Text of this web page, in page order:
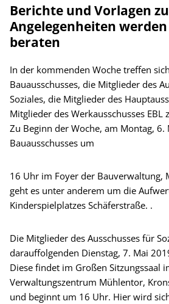
Berichte und Vorlagen
Angelegenheiten
beraten
In der kommenden Woche treffen
Bauausschusses, die Mitglieder des
Soziales, die Mitglieder des
Mitglieder des Werkausschusses EBL
Zu Beginn der Woche, am Montag,
Bauausschusses um
16 Uhr im Foyer der Bauverwaltung,
geht es unter anderem um die
Kinderspielplatzes Schäferstraße. .
Die Mitglieder des Ausschusses für
darauffolgenden Dienstag, 7. Mai
Diese findet im Großen Sitzungssaal
Verwaltungszentrum Mühlentor,
und beginnt um 16 Uhr. Hier wird